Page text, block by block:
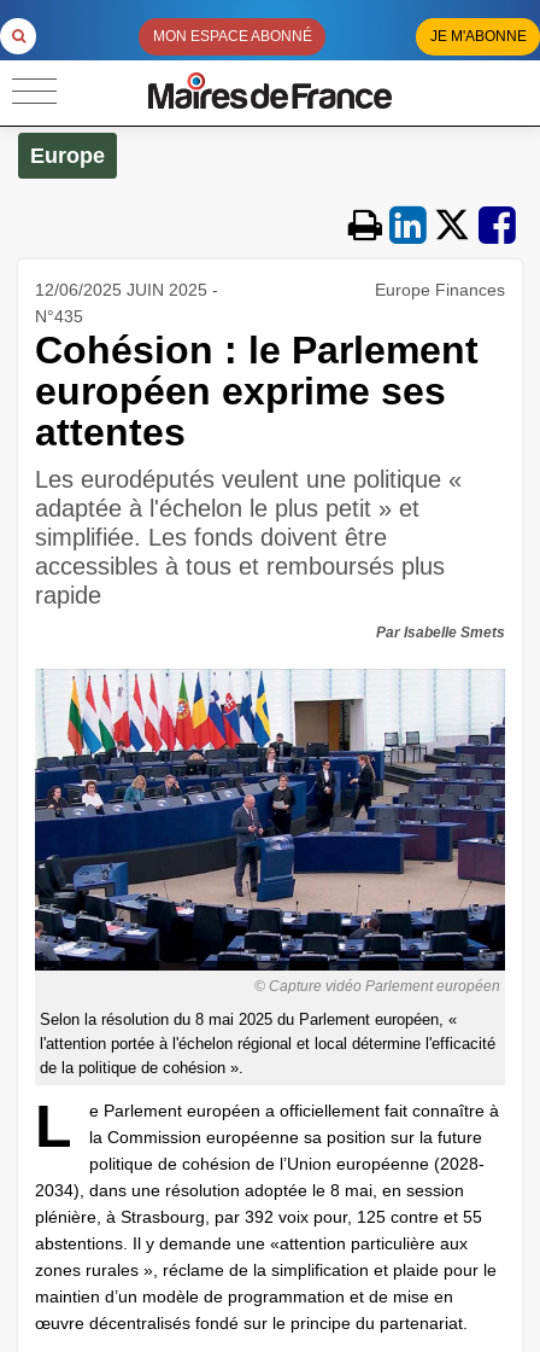
MON ESPACE ABONNÉ JE M'ABONNE
Europe
12/06/2025 JUIN 2025 -
N°435
Europe Finances
Cohésion : le Parlement
européen exprime ses
attentes
Les eurodéputés veulent une politique «
adaptée à l'échelon le plus petit » et
simplifiée. Les fonds doivent être
accessibles à tous et remboursés plus
rapide
Par Isabelle Smets
© Capture vidéo Parlement européen
Selon la résolution du 8 mai 2025 du Parlement européen, «
l'attention portée à l'échelon régional et local détermine l'efficacité
de la politique de cohésion ».
L
e Parlement européen a officiellement fait connaître à
la Commission européenne sa position sur la future
politique de cohésion de l’Union européenne (2028-
2034), dans une résolution adoptée le 8 mai, en session
plénière, à Strasbourg, par 392 voix pour, 125 contre et 55
abstentions. Il y demande une «attention particulière aux
zones rurales », réclame de la simplification et plaide pour le
maintien d’un modèle de programmation et de mise en
œuvre décentralisés fondé sur le principe du partenariat.